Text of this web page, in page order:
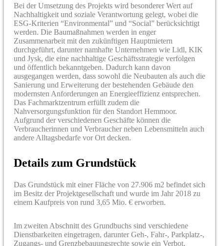
Bei der Umsetzung des Projekts wird besonderer Wert auf
Nachhaltigkeit und soziale Verantwortung gelegt, wobei die
ESG-Kriterien “Environmental” und “Social” berücksichtigt
werden. Die Baumaßnahmen werden in enger
Zusammenarbeit mit den zukünftigen Hauptmietern
durchgeführt, darunter namhafte Unternehmen wie Lidl, KIK
und Jysk, die eine nachhaltige Geschäftsstrategie verfolgen
und öffentlich bekanntgeben. Dadurch kann davon
ausgegangen werden, dass sowohl die Neubauten als auch die
Sanierung und Erweiterung der bestehenden Gebäude den
modernsten Anforderungen an Energieeffizienz entsprechen.
Das Fachmarktzentrum erfüllt zudem die
Nahversorgungsfunktion für den Standort Hemmoor.
Aufgrund der verschiedenen Geschäfte können die
Verbraucherinnen und Verbraucher neben Lebensmitteln auch
andere Alltagsbedarfe vor Ort decken.
Details zum Grundstück
Das Grundstück mit einer Fläche von 27.906 m2 befindet sich
im Besitz der Projektgesellschaft und wurde im Jahr 2018 zu
einem Kaufpreis von rund 3,65 Mio. € erworben.
Im zweiten Abschnitt des Grundbuchs sind verschiedene
Dienstbarkeiten eingetragen, darunter Geh-, Fahr-, Parkplatz-,
Zugangs- und Grenzbebauungsrechte sowie ein Verbot,